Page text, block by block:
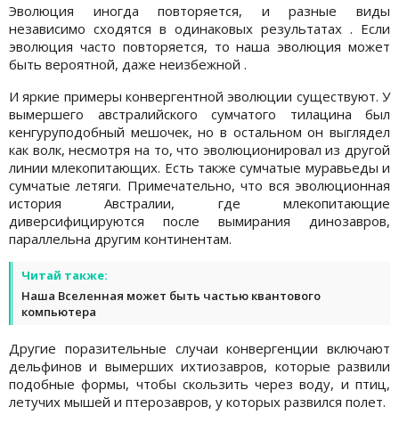
Эволюция иногда повторяется, и разные виды
независимо сходятся в одинаковых результатах . Если
эволюция часто повторяется, то наша эволюция может
быть вероятной, даже неизбежной .
И яркие примеры конвергентной эволюции существуют. У
вымершего австралийского сумчатого тилацина был
кенгуруподобный мешочек, но в остальном он выглядел
как волк, несмотря на то, что эволюционировал из другой
линии млекопитающих. Есть также сумчатые муравьеды и
сумчатые летяги. Примечательно, что вся эволюционная
история Австралии, где млекопитающие
диверсифицируются после вымирания динозавров,
параллельна другим континентам.
Читай также:
Наша Вселенная может быть частью квантового
компьютера
Другие поразительные случаи конвергенции включают
дельфинов и вымерших ихтиозавров, которые развили
подобные формы, чтобы скользить через воду, и птиц,
летучих мышей и птерозавров, у которых развился полет.